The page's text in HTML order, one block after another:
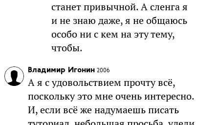
станет привычной. А сленга я
и не знаю даже, я не общаюсь
особо ни с кем на эту тему,
чтобы.
Владимир Игонин 2006
А я с удовольствием прочту всё,
поскольку это мне очень интересно.
И, если всё же надумаешь писать